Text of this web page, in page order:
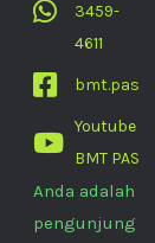
3459-
4611
bmt.pas
Youtube
BMT PAS
Anda adalah
pengunjung